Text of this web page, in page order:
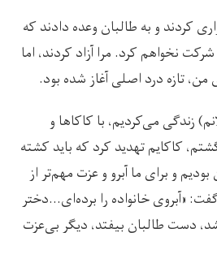
کردند و به طالبان وعده دادند که
نخواهم کرد. مرا آزاد کردند، اما
من، تازه درد اصلی آغاز شده بود.
زندگی می‌کردیم، با کاکا‌ها و
کاکایم تهدید کرد که باید کشته
و برای ما آبرو و عزت مهم‌تر از
«آبروی خانواده را برده‌‌ای…دختر
دست طالبان بیفتد، دیگر بی‌عزت